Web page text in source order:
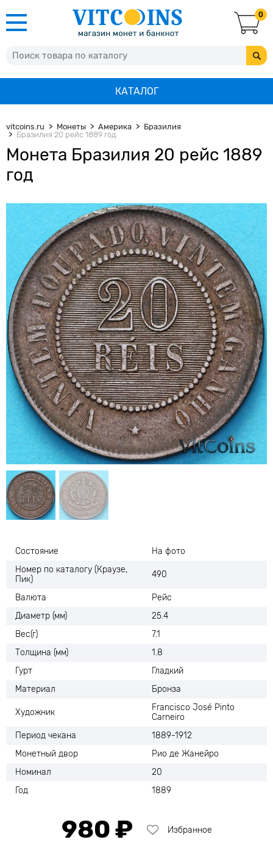
0
КАТАЛОГ
vitcoins.ru Монеты Америка
Бразилия
Бразилия 20 рейс 1889 год.
Монета Бразилия 20 рейс 1889
год
Состояние
На фото
Номер по каталогу (Краузе,
Пик)
490
Валюта
Рейс
Диаметр (мм)
25.4
Вес(г)
7.1
Толщина (мм)
1.8
Гурт
Гладкий
Материал
Бронза
Художник
Francisco José Pinto
Carneiro
Период чекана
1889-1912
Монетный двор
Рио де Жанейро
Номинал
20
Год
1889
980 ₽ Избранное